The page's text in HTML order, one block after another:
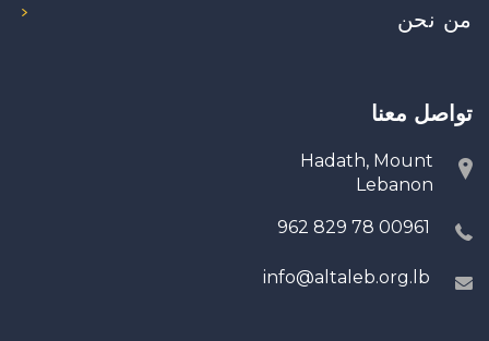
من نحن
تواصل معنا
Hadath, Mount
Lebanon
00961 78 829 962
info@altaleb.org.lb